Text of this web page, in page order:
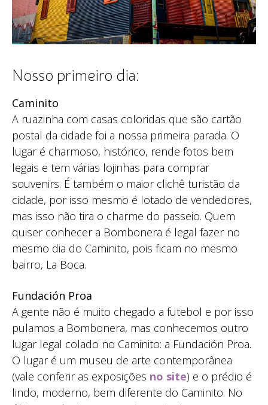
Nosso primeiro dia:
Caminito
A ruazinha com casas coloridas que são cartão
postal da cidade foi a nossa primeira parada. O
lugar é charmoso, histórico, rende fotos bem
legais e tem várias lojinhas para comprar
souvenirs. É também o maior clichê turistão da
cidade, por isso mesmo é lotado de vendedores,
mas isso não tira o charme do passeio. Quem
quiser conhecer a Bombonera é legal fazer no
mesmo dia do Caminito, pois ficam no mesmo
bairro, La Boca.
Fundación Proa
A gente não é muito chegado a futebol e por isso
pulamos a Bombonera, mas conhecemos outro
lugar legal colado no Caminito: a Fundación Proa.
O lugar é um museu de arte contemporânea
(vale conferir as exposições no site) e o prédio é
lindo, moderno, bem diferente do Caminito. No